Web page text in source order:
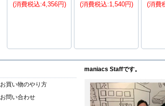
(消費税込:4,356円)
(消費税込:1,540円)
(消費
お買い物のやり方
お問い合わせ
maniacs Staffです。